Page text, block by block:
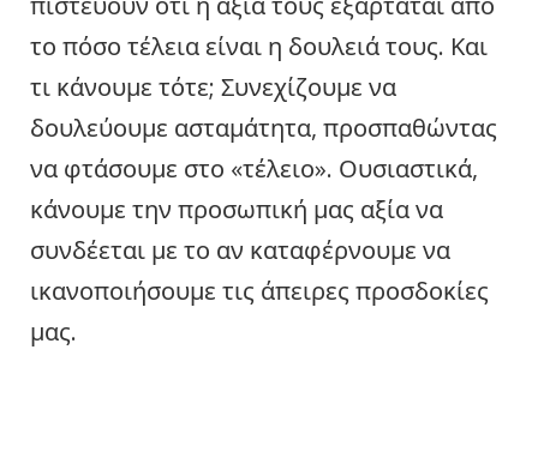
το πόσο τέλεια είναι η δουλειά τους. Και
τι κάνουμε τότε; Συνεχίζουμε να
δουλεύουμε ασταμάτητα, προσπαθώντας
να φτάσουμε στο «τέλειο». Ουσιαστικά,
κάνουμε την προσωπική μας αξία να
συνδέεται με το αν καταφέρνουμε να
ικανοποιήσουμε τις άπειρες προσδοκίες
μας.